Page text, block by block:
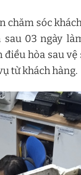
chăm sóc
03 ngày
hòa sau vệ
từ khách hàng.